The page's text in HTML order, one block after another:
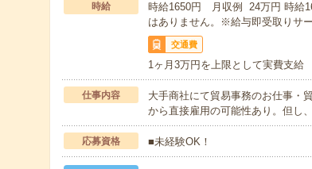
時給
時給1650円 月収例 24万円 時給
はありません。※給与即受取りサ
交通費
1ヶ月3万円を上限として実費支給
仕事内容
大手商社にて貿易事務のお仕事・
から直接雇用の可能性あり。但し
応募資格 ■未経験OK！